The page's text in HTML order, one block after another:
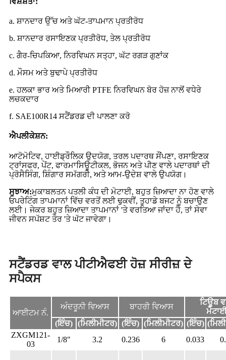
a. ਸ਼ਾਨਦਾਰ ਉੱਚ ਅਤੇ ਘੱਟ-ਤਾਪਮਾਨ ਪ੍ਰਤੀਰੋਧ
b. ਸ਼ਾਨਦਾਰ ਰਸਾਇਣਕ ਪ੍ਰਤੀਰੋਧ, ਤੇਲ ਪ੍ਰਤੀਰੋਧ
c. ਗੈਰ-ਚਿਪਕਿਆ, ਨਿਰਵਿਘਨ ਸਤ੍ਹਾ, ਘੱਟ ਰਗੜ ਗੁਣਾਂਕ
d. ਮੌਸਮ ਅਤੇ ਬੁਢਾਪੇ ਪ੍ਰਤੀਰੋਧ
e. ਹਲਕਾ ਭਾਰ ਅਤੇ ਮਿਆਰੀ PTFE ਨਿਰਵਿਘਨ ਬੋਰ ਹੋਜ਼ ਨਾਲੋਂ ਵਧੇਰੇ
ਲਚਕਦਾਰ
f. SAE100R14 ਸਟੈਂਡਰਡ ਦੀ ਪਾਲਣਾ ਕਰੋ
ਐਪਲੀਕੇਸ਼ਨ:
ਆਟੋਮੋਟਿਵ, ਹਾਈਡ੍ਰੌਲਿਕ ਉਦਯੋਗ, ਤਰਲ ਪਦਾਰਥ ਸੌਂਪਣਾ, ਰਸਾਇਣਕ
ਟ੍ਰਾਂਸਫਰ, ਪੇਂਟ, ਫਾਰਮਾਸਿਊਟੀਕਲ, ਭੋਜਨ ਅਤੇ ਪੀਣ ਵਾਲੇ ਪਦਾਰਥਾਂ ਦੀ
ਪ੍ਰੋਸੈਸਿੰਗ, ਸ਼ਿੰਗਾਰ ਸਮੱਗਰੀ, ਅਤੇ ਆਮ-ਉਦੇਸ਼ ਵਾਲੇ ਉਪਯੋਗ।
ਸੁਝਾਅ:ਮੁਕਾਬਲਤਨ ਪਤਲੀ ਕੰਧ ਦੀ ਮੋਟਾਈ, ਬਹੁਤ ਜ਼ਿਆਦਾ ਨਾ ਹੋਣ ਵਾਲੇ
ਓਪਰੇਟਿੰਗ ਤਾਪਮਾਨਾਂ ਵਿੱਚ ਵਰਤੋਂ ਲਈ ਢੁਕਵੀਂ, ਤੁਹਾਡੇ ਬਜਟ ਨੂੰ ਬਚਾਉਣ
ਲਈ। ਜੇਕਰ ਬਹੁਤ ਜ਼ਿਆਦਾ ਤਾਪਮਾਨਾਂ 'ਤੇ ਵਰਤਿਆ ਜਾਂਦਾ ਹੈ, ਤਾਂ ਸੇਵਾ
ਜੀਵਨ ਸਪੱਸ਼ਟ ਤੌਰ 'ਤੇ ਘੱਟ ਜਾਵੇਗਾ।
ਸਟੈਂਡਰਡ ਵਾਲ ਪੀਟੀਐਫਈ ਹੋਜ਼ ਸੀਰੀਜ਼ ਦੇ
ਸਪੈਕਸ
ਆਈਟਮ ਨੰ.
ਅੰਦਰੂਨੀ ਵਿਆਸ ਬਾਹਰੀ ਵਿਆਸ
ਟਿਊਬ
(ਇੰਚ) (ਮਿਲੀਮੀਟਰ) (ਇੰਚ) (ਮਿਲੀਮੀਟਰ) (ਇੰਚ)
ZXGM121-
03
1/8" 3.2 0.236 6 0.033